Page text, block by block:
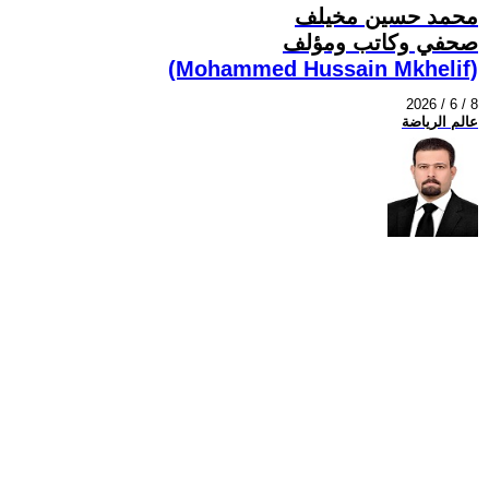
محمد حسين مخيلف
صحفي وكاتب ومؤلف
(Mohammed Hussain Mkhelif)
2026 / 6 / 8
عالم الرياضة